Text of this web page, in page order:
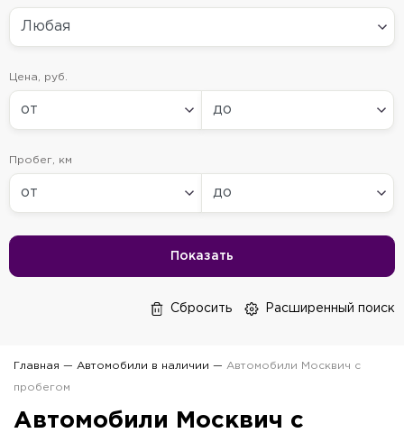
Цена, руб.
Цена, руб.(до)
Пробег, км
Пробег, км (До)
Показать
Сбросить Расширенный поиск
Главная — Автомобили в наличии — Автомобили Москвич с
пробегом
Автомобили Москвич с